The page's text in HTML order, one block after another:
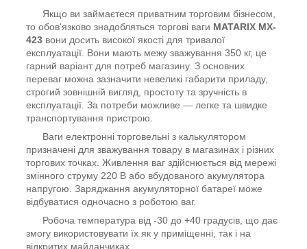
Якщо ви займаєтеся приватним торговим бізнесом,
то обов'язково знадобляться торгові ваги MATARIX MX-
423 вони досить високої якості для тривалої
експлуатації. Вони мають межу зважування 350 кг, це
гарний варіант для потреб магазину. З основних
переваг можна зазначити невеликі габарити приладу,
строгий зовнішній вигляд, простоту та зручність в
експлуатації. За потреби можливе — легке та швидке
транспортування пристрою.
Ваги електронні торговельні з калькулятором
призначені для зважування товару в магазинах і різних
торгових точках. Живлення ваг здійснюється від мережі
змінного струму 220 В або вбудованого акумулятора
напругою. Заряджання акумуляторної батареї може
відбуватися одночасно з роботою ваг.
Робоча температура від -30 до +40 градусів, що дає
змогу використовувати їх як у приміщенні, так і на
відкритих майданчиках.